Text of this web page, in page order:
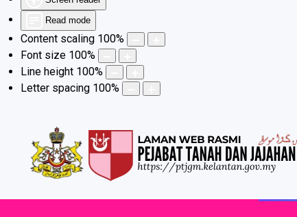
Read mode
Content scaling 100%
Font size 100%
Line height 100%
Letter spacing 100%